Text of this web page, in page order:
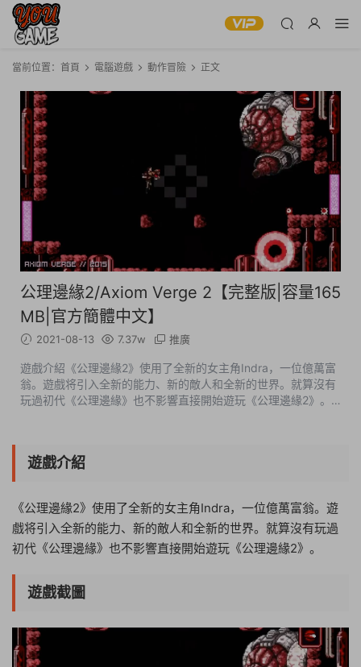
當前位置： 首頁 電腦遊戲 動作冒險 正文
公理邊緣2/Axiom Verge 2【完整版|容量165
MB|官方簡體中文】
2021-08-13 7.37w 推廣
遊戲介紹《公理邊緣2》使用了全新的女主角Indra，一位億萬富
翁。遊戲将引入全新的能力、新的敵人和全新的世界。就算沒有
玩過初代《公理邊緣》也不影響直接開始遊玩《公理邊緣2》。
遊戲介紹
《公理邊緣2》使用了全新的女主角Indra，一位億萬富翁。遊
戲将引入全新的能力、新的敵人和全新的世界。就算沒有玩過
初代《公理邊緣》也不影響直接開始遊玩《公理邊緣2》。
遊戲截圖